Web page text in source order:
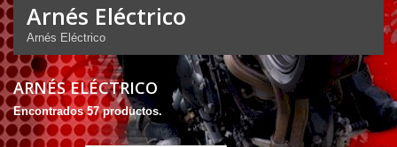
Arnés Eléctrico
Arnés Eléctrico
ARNÉS ELÉCTRICO
Encontrados 57 productos.